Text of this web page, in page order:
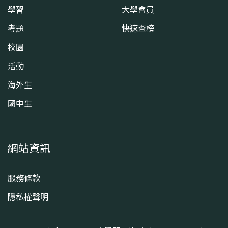
學習
考題
校園
活動
海外生
國中生
大學會員
快速查榜
網站資訊
服務條款
隱私權聲明